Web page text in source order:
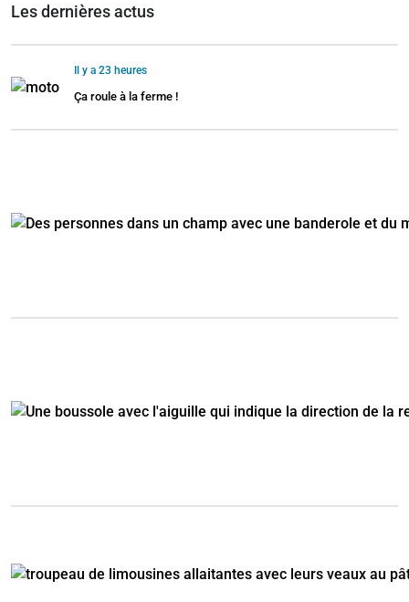
Les dernières actus
Il y a 23 heures
Ça roule à la ferme !